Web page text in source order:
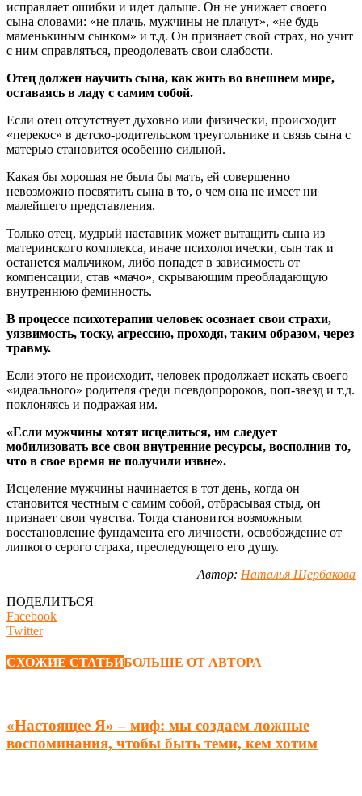
исправляет ошибки и идет дальше. Он не унижает своего
сына словами: «не плачь, мужчины не плачут», «не будь
маменькиным сынком» и т.д. Он признает свой страх, но учит
с ним справляться, преодолевать свои слабости.
Отец должен научить сына, как жить во внешнем мире,
оставаясь в ладу с самим собой.
Если отец отсутствует духовно или физически, происходит
«перекос» в детско-родительском треугольнике и связь сына с
матерью становится особенно сильной.
Какая бы хорошая не была бы мать, ей совершенно
невозможно посвятить сына в то, о чем она не имеет ни
малейшего представления.
Только отец, мудрый наставник может вытащить сына из
материнского комплекса, иначе психологически, сын так и
останется мальчиком, либо попадет в зависимость от
компенсации, став «мачо», скрывающим преобладающую
внутреннюю феминность.
В процессе психотерапии человек осознает свои страхи,
уязвимость, тоску, агрессию, проходя, таким образом, через
травму.
Если этого не происходит, человек продолжает искать своего
«идеального» родителя среди псевдопророков, поп-звезд и т.д.
поклоняясь и подражая им.
«Если мужчины хотят исцелиться, им следует
мобилизовать все свои внутренние ресурсы, восполнив то,
что в свое время не получили извне».
Исцеление мужчины начинается в тот день, когда он
становится честным с самим собой, отбрасывая стыд, он
признает свои чувства. Тогда становится возможным
восстановление фундамента его личности, освобождение от
липкого серого страха, преследующего его душу.
Автор: Наталья Щербакова
ПОДЕЛИТЬСЯ
Facebook
Twitter
СХОЖИЕ СТАТЬИБОЛЬШЕ ОТ АВТОРА
«Настоящее Я» – миф: мы создаем ложные
воспоминания, чтобы быть теми, кем хотим